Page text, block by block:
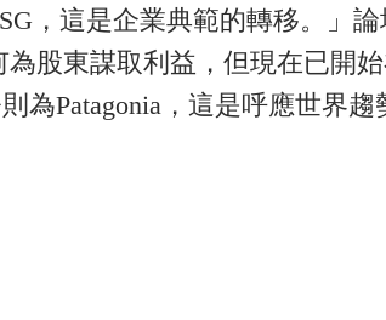
，這是企業典範的轉移。」
股東謀取利益，但現在已開
Patagonia，這是呼應世界